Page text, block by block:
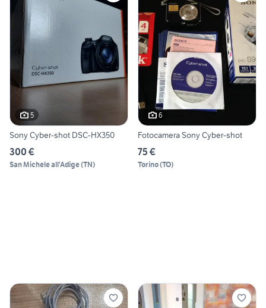
5
Sony Cyber-shot DSC-HX350
300 €
San Michele all'Adige(TN)
6
Fotocamera Sony Cyber-shot
75 €
Torino(TO)